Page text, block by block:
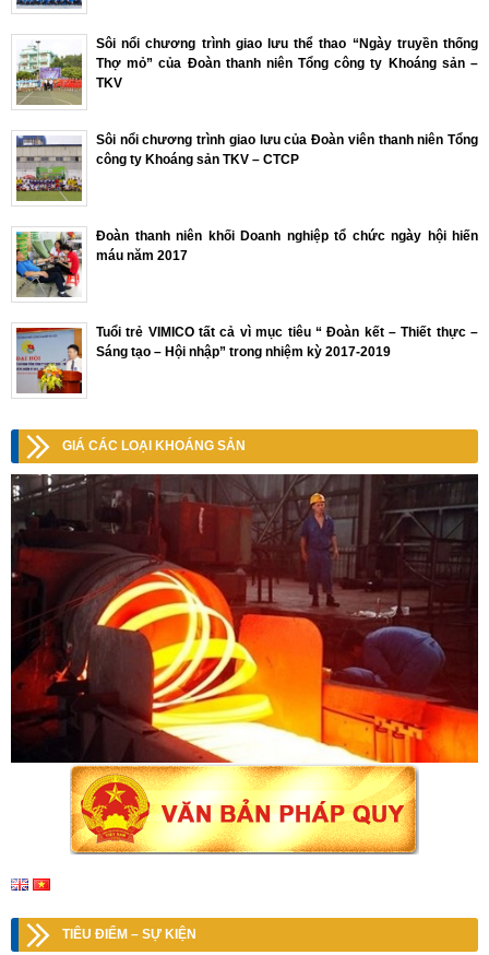
Sôi nổi chương trình giao lưu thể thao “Ngày truyền thống
Thợ mỏ” của Đoàn thanh niên Tổng công ty Khoáng sản –
TKV
Sôi nổi chương trình giao lưu của Đoàn viên thanh niên Tổng
công ty Khoáng sản TKV – CTCP
Đoàn thanh niên khối Doanh nghiệp tổ chức ngày hội hiến
máu năm 2017
Tuổi trẻ VIMICO tất cả vì mục tiêu “ Đoàn kết – Thiết thực –
Sáng tạo – Hội nhập” trong nhiệm kỳ 2017-2019
GIÁ CÁC LOẠI KHOÁNG SẢN
TIÊU ĐIỂM – SỰ KIỆN